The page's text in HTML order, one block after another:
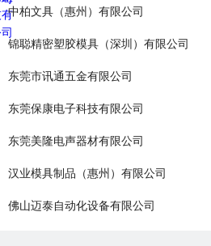
中柏文具（惠州）有限公司
锦聪精密塑胶模具（深圳）有限公司
东莞市讯通五金有限公司
东莞保康电子科技有限公司
东莞美隆电声器材有限公司
汉业模具制品（惠州）有限公司
佛山迈泰自动化设备有限公司